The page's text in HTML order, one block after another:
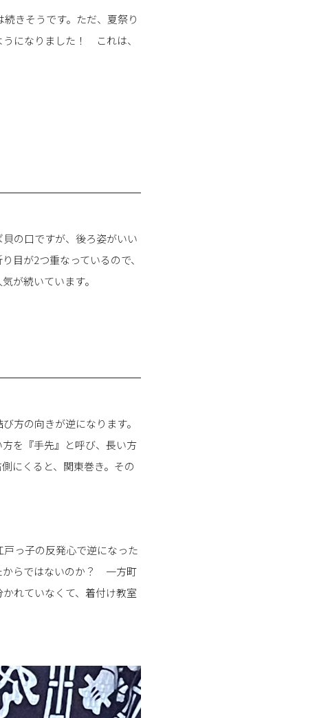
きそうです。ただ、夏祭り
になりました！ これは、
の口ですが、後ろ姿がいい
が2つ重なっているので、
が続いています。
方の向きが逆になります。
を『手先』と呼び、長い方
にくると、関東巻き。その
っ子の反発心で逆になった
からではないのか？ 一方町
れていなくて、着付け教室